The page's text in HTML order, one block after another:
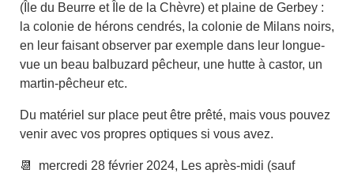
(Île du Beurre et Île de la Chèvre) et plaine de Gerbey :
la colonie de hérons cendrés, la colonie de Milans noirs,
en leur faisant observer par exemple dans leur longue-
vue un beau balbuzard pêcheur, une hutte à castor, un
martin-pêcheur etc.
Du matériel sur place peut être prêté, mais vous pouvez
venir avec vos propres optiques si vous avez.
📆 mercredi 28 février 2024, Les après-midi (sauf